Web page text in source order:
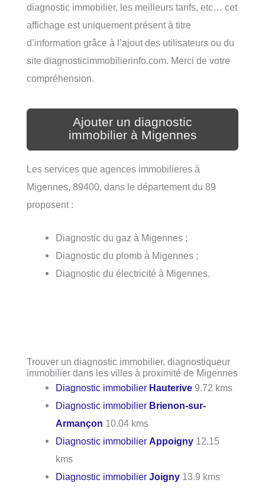
diagnostic immobilier, les meilleurs tarifs, etc… cet
affichage est uniquement présent à titre
d’information grâce à l’ajout des utilisateurs ou du
site diagnosticimmobilierinfo.com. Merci de votre
compréhension.
Ajouter un diagnostic
immobilier à Migennes
Les services que agences immobilieres à
Migennes, 89400, dans le département du 89
proposent :
Diagnostic du gaz à Migennes ;
Diagnostic du plomb à Migennes ;
Diagnostic du électricité à Migennes.
Trouver un diagnostic immobilier, diagnostiqueur
immobilier dans les villes à proximité de Migennes
Diagnostic immobilier Hauterive 9.72 kms
Diagnostic immobilier Brienon-sur-
Armançon 10.04 kms
Diagnostic immobilierAppoigny 12.15
kms
Diagnostic immobilierJoigny 13.9 kms